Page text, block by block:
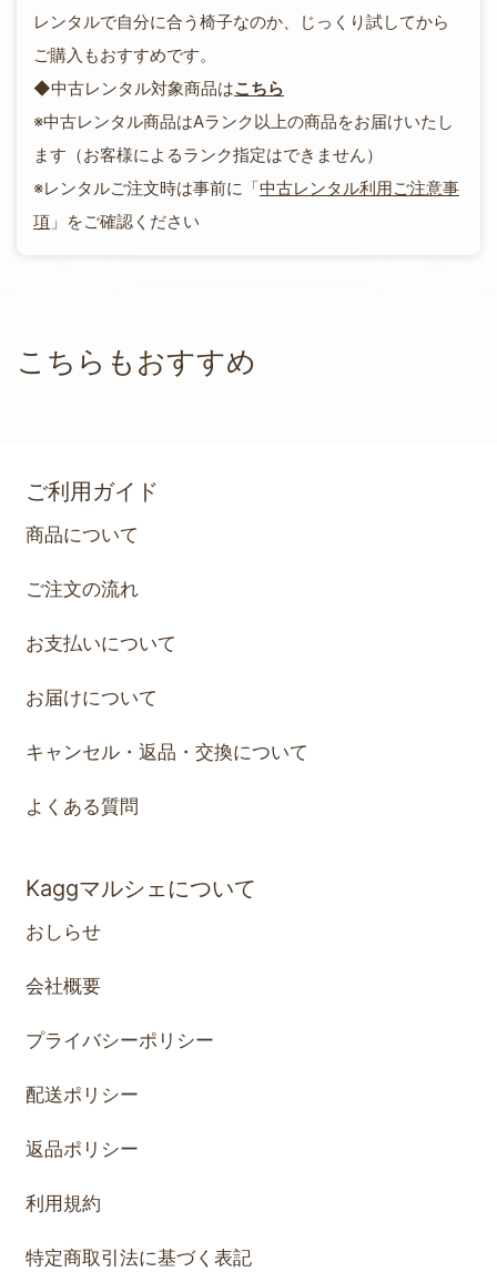
レンタルで自分に合う椅子なのか、じっくり試してから
ご購入もおすすめです。
◆中古レンタル対象商品はこちら
※中古レンタル商品はAランク以上の商品をお届けいたし
ます（お客様によるランク指定はできません）
※レンタルご注文時は事前に「中古レンタル利用ご注意事
項 」をご確認ください
こちらもおすすめ
ご利用ガイド
商品について
ご注文の流れ
お支払いについて
お届けについて
キャンセル・返品・交換について
よくある質問
Kaggマルシェについて
おしらせ
会社概要
プライバシーポリシー
配送ポリシー
返品ポリシー
利用規約
特定商取引法に基づく表記